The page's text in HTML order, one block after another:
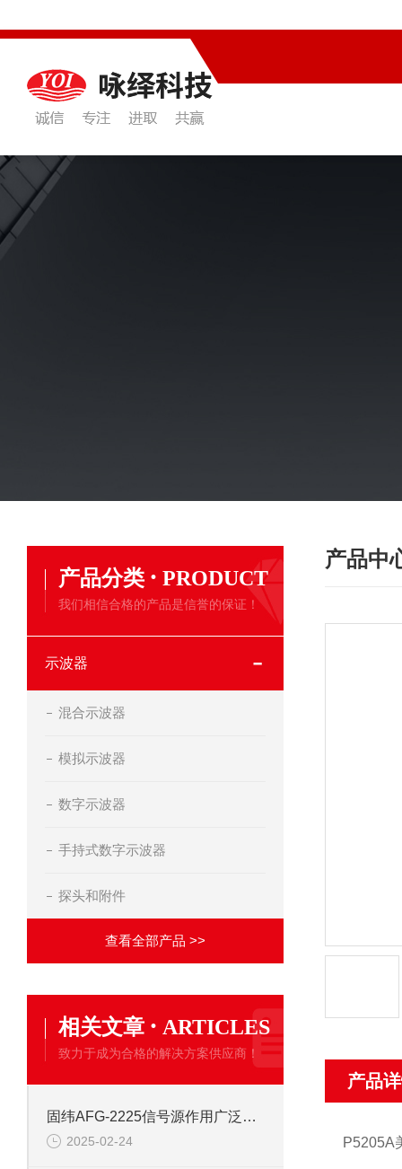
产品分类 · PRODUCT
我们相信合格的产品是信誉的保证！
示波器
混合示波器
模拟示波器
数字示波器
手持式数字示波器
探头和附件
查看全部产品 >>
相关文章 · ARTICLES
致力于成为合格的解决方案供应商！
固纬AFG-2225信号源作用广泛且多样
2025-02-24
产品中
产品
P5205A